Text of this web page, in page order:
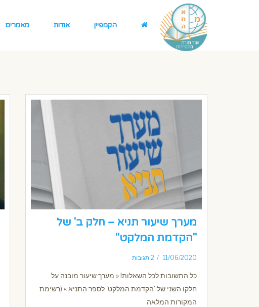
הקמפיין אודות מאמרים
מערך שיעור תניא – חלק ב' של
"הקדמת המלקט"
11/06/2020 2 תגובות
כל התשובות לכל השאלות! « מערך שיעור מובנה על
חלקו השני של 'הקדמת המלקט' לספר התניא » (רשימת
המקורות המלאה